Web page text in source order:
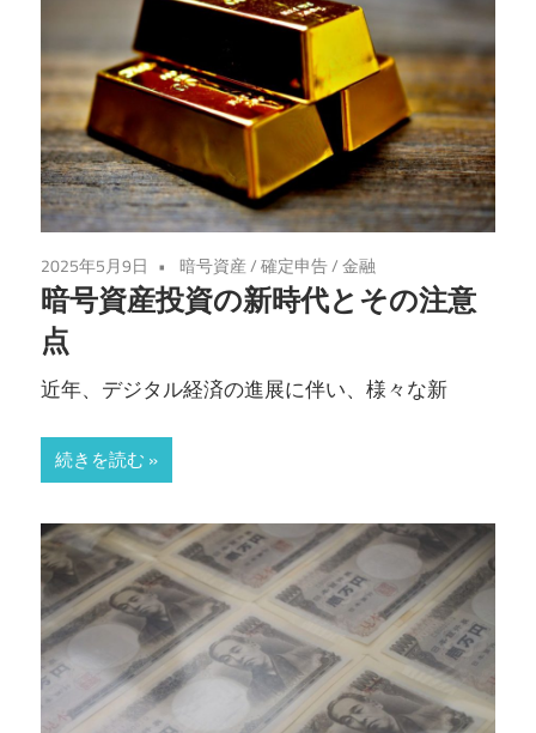
2025年5月9日 暗号資産/確定申告/金融
暗号資産投資の新時代とその注意
点
近年、デジタル経済の進展に伴い、様々な新
続きを読む